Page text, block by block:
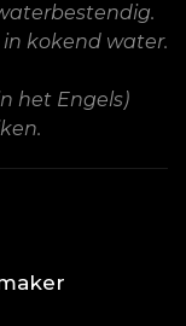
kokend water.
het Engels)